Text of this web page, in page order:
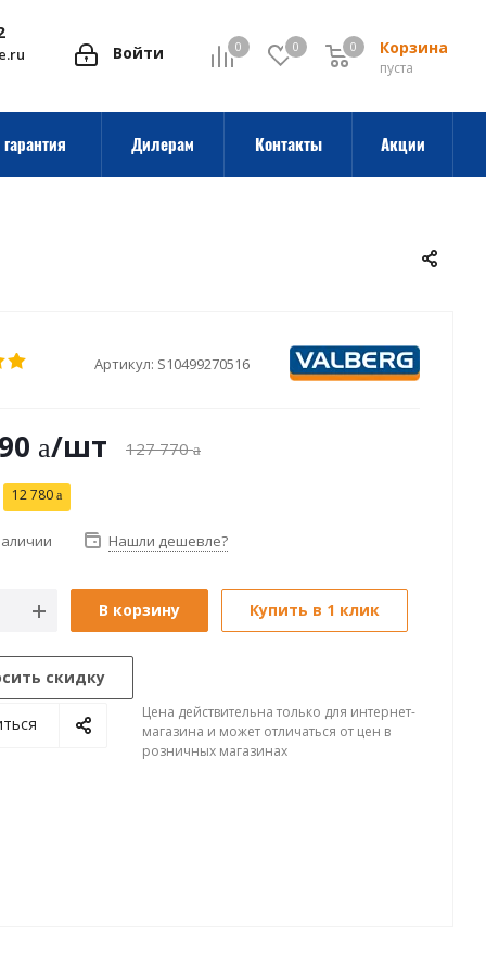
0 0 Корзина
0
пуста
0
Войти
Дилерам Контакты Акции
Артикул: S10499270516
/шт 127 770
12 780
Нашли дешевле?
В корзину Купить в 1 клик
скидку
Цена действительна только для интернет-
магазина и может отличаться от цен в
розничных магазинах